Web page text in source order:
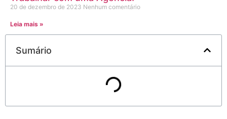
20 de dezembro de 2023 Nenhum comentário
Leia mais »
Sumário